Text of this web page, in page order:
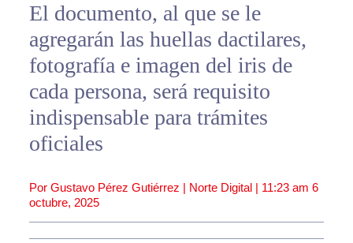
El documento, al que se le
agregarán las huellas dactilares,
fotografía e imagen del iris de
cada persona, será requisito
indispensable para trámites
oficiales
Por Gustavo Pérez Gutiérrez | Norte Digital | 11:23 am 6
octubre, 2025